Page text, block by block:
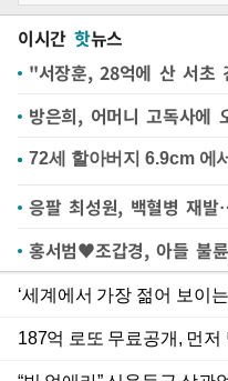
이시간 핫뉴스
"서장훈, 28억에 산 서초
방은희, 어머니 고독사에
응팔 최성원, 백혈병 재
홍서범♥조갑경, 아들 불